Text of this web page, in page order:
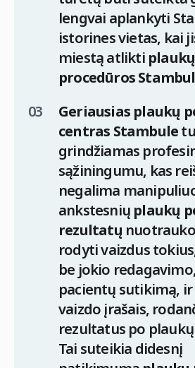
lengvai aplankyti
istorines vietas, kai
miestą atlikti
procedūros
Geriausias plaukų
centras Stambule
grindžiamas
sąžiningumu, kas
negalima
ankstesnių plaukų
rezultatų
rodyti vaizdus
be jokio
pacientų sutikimą,
vaizdo įrašais,
rezultatus po
Tai suteikia didesnį